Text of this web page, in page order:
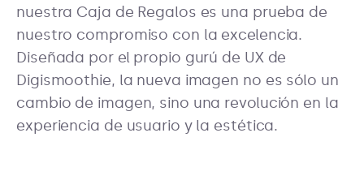
nuestra Caja de Regalos es una prueba de
nuestro compromiso con la excelencia.
Diseñada por el propio gurú de UX de
Digismoothie, la nueva imagen no es sólo un
cambio de imagen, sino una revolución en la
experiencia de usuario y la estética.